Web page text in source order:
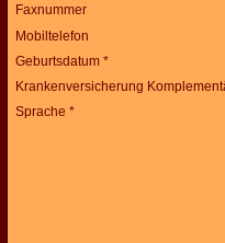
Faxnummer
Mobiltelefon
Geburtsdatum *
Krankenversicherung
Sprache *